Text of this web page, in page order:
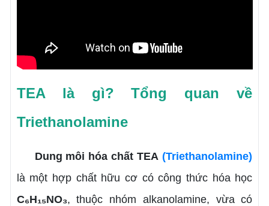
TEA là gì? Tổng quan về
Triethanolamine
Dung môi hóa chất TEA (Triethanolamine)
là một hợp chất hữu cơ có công thức hóa học
C₆H₁₅NO₃, thuộc nhóm alkanolamine, vừa có